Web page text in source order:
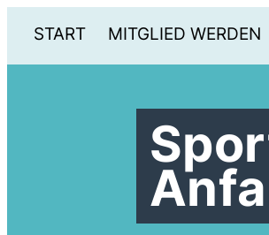
START MITGLIED WERDEN